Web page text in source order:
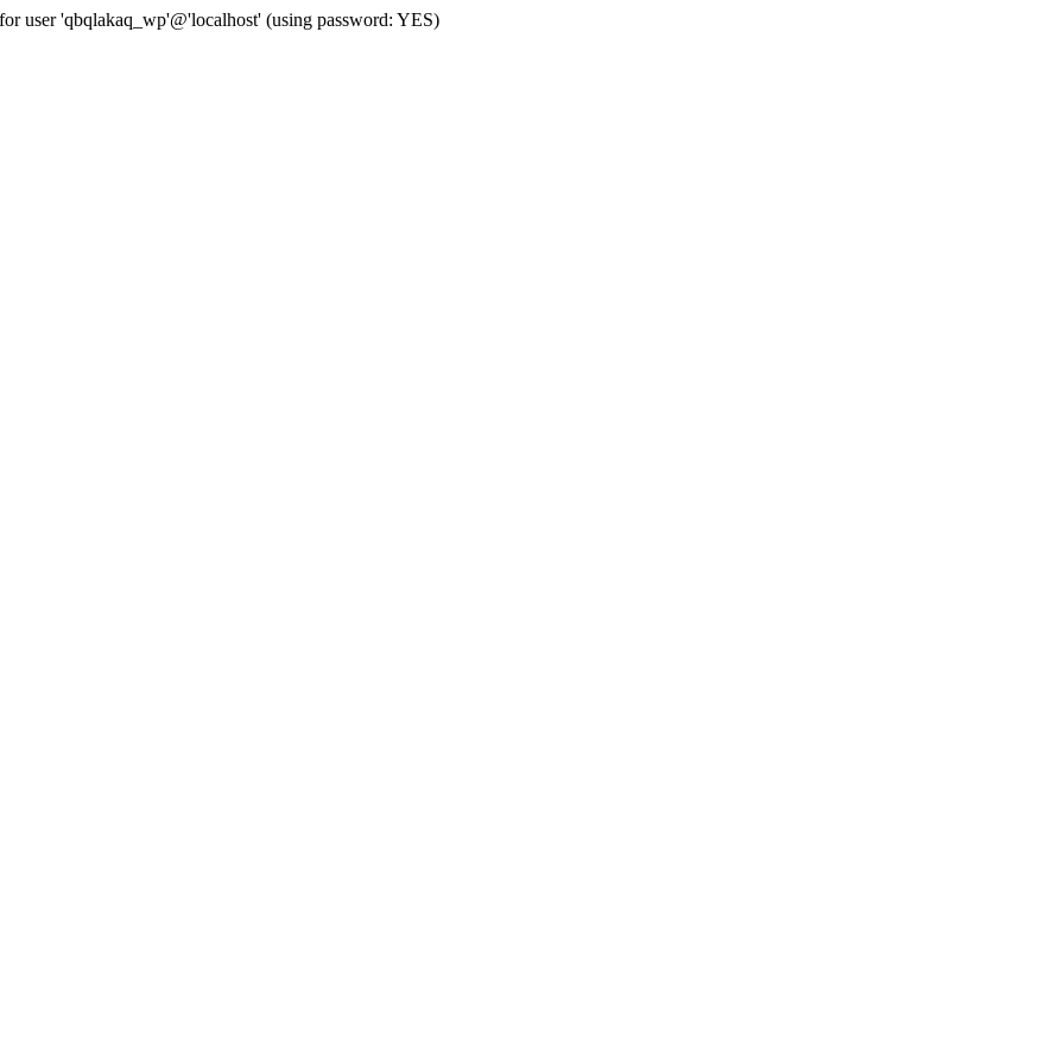
user 'qbqlakaq_wp'@'localhost' (using password: YES)